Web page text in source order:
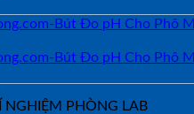
NGHIỆM PHÒNG LAB